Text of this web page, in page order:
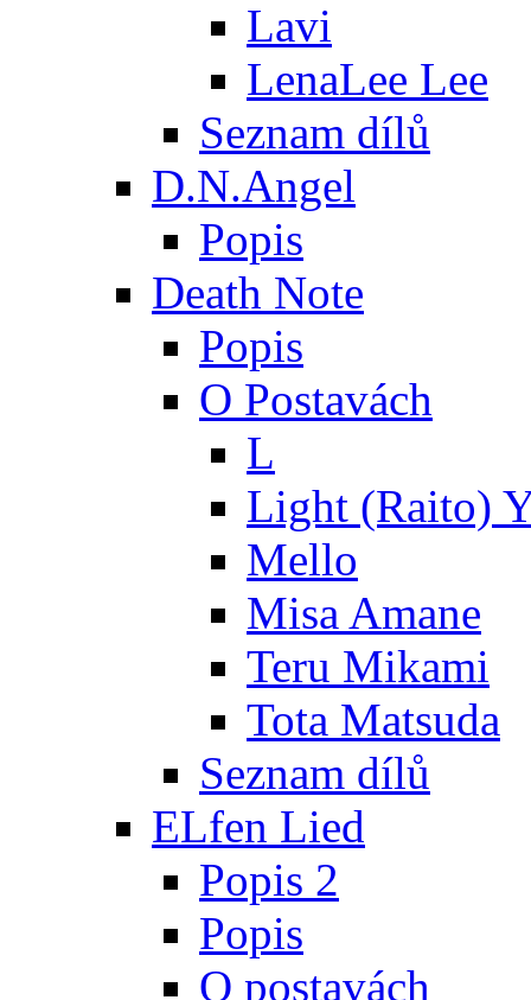
Lavi
LenaLee Lee
Seznam dílů
D.N.Angel
Popis
Death Note
Popis
O Postavách
L
Light (Raito)
Mello
Misa Amane
Teru Mikami
Tota Matsuda
Seznam dílů
ELfen Lied
Popis 2
Popis
O postavách